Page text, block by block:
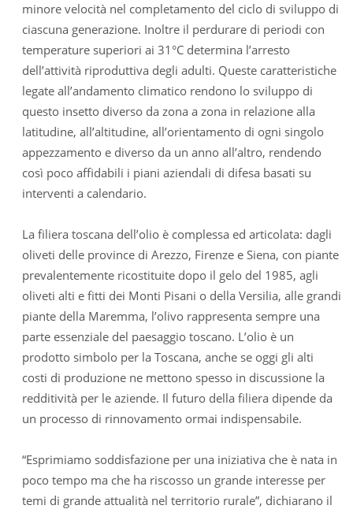
minore velocità nel completamento del ciclo di sviluppo di
ciascuna generazione. Inoltre il perdurare di periodi con
temperature superiori ai 31°C determina l’arresto
dell’attività riproduttiva degli adulti. Queste caratteristiche
legate all’andamento climatico rendono lo sviluppo di
questo insetto diverso da zona a zona in relazione alla
latitudine, all’altitudine, all’orientamento di ogni singolo
appezzamento e diverso da un anno all’altro, rendendo
così poco affidabili i piani aziendali di difesa basati su
interventi a calendario.
La filiera toscana dell’olio è complessa ed articolata: dagli
oliveti delle province di Arezzo, Firenze e Siena, con piante
prevalentemente ricostituite dopo il gelo del 1985, agli
oliveti alti e fitti dei Monti Pisani o della Versilia, alle grandi
piante della Maremma, l’olivo rappresenta sempre una
parte essenziale del paesaggio toscano. L’olio è un
prodotto simbolo per la Toscana, anche se oggi gli alti
costi di produzione ne mettono spesso in discussione la
redditività per le aziende. Il futuro della filiera dipende da
un processo di rinnovamento ormai indispensabile.
“Esprimiamo soddisfazione per una iniziativa che è nata in
poco tempo ma che ha riscosso un grande interesse per
temi di grande attualità nel territorio rurale”, dichiarano il